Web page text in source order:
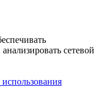
сетевой